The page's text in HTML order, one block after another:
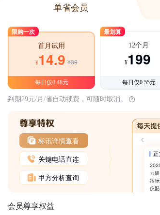
单省会员
限购一次
首月试用
¥14.9 ¥39
每日仅0.48元
最划算
12个月
¥199
每日仅0.55元
到期29元/月/省自动续费，可随时取消。
标讯详情查看
关键电话直连
甲方分析查询
会员尊享权益